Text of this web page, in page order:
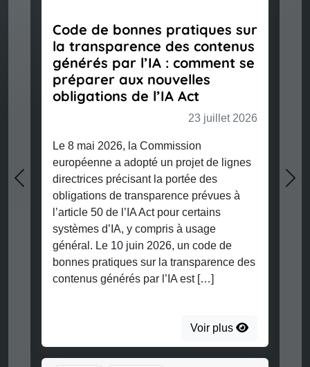
Code de bonnes pratiques sur
la transparence des contenus
générés par l’IA : comment se
préparer aux nouvelles
obligations de l’IA Act
23 juillet 2026
Le 8 mai 2026, la Commission
européenne a adopté un projet de lignes
directrices précisant la portée des
obligations de transparence prévues à
l’article 50 de l’IA Act pour certains
systèmes d’IA, y compris à usage
général. Le 10 juin 2026, un code de
bonnes pratiques sur la transparence des
contenus générés par l’IA est […]
Voir plus
Previous